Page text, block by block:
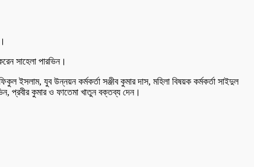
সাহেলা পারভিন।
ইসলাম, যুব উন্নয়ন কর্মকর্তা সঞ্জীব কুমার দাস, মহিলা বিষয়ক কর্মকর্তা সাইদুল
প্রবীর কুমার ও ফাতেমা খাতুন বক্তব্য দেন।